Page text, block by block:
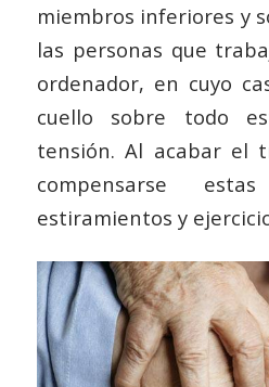
miembros inferiores y
las personas que
ordenador, en cuyo
cuello sobre todo
tensión. Al acabar el
compensarse
estiramientos y